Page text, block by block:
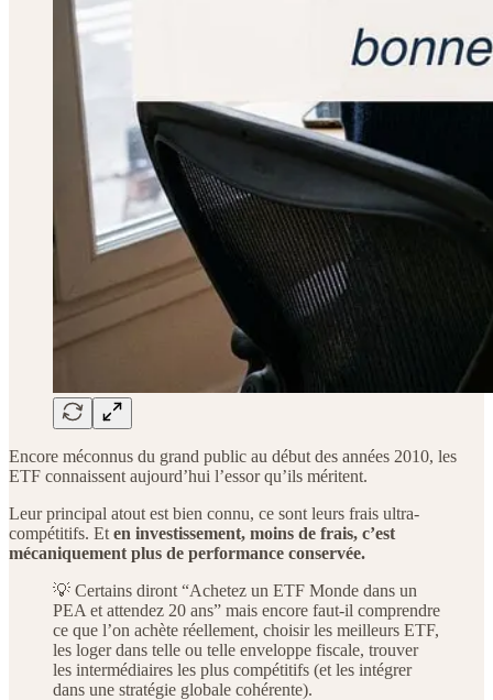
Encore méconnus du grand public au début des années 2010, les
ETF connaissent aujourd’hui l’essor qu’ils méritent.
Leur principal atout est bien connu, ce sont leurs frais ultra-
compétitifs. Et en investissement, moins de frais, c’est
mécaniquement plus de performance conservée.
💡 Certains diront “Achetez un ETF Monde dans un
PEA et attendez 20 ans” mais encore faut-il comprendre
ce que l’on achète réellement, choisir les meilleurs ETF,
les loger dans telle ou telle enveloppe fiscale, trouver
les intermédiaires les plus compétitifs (et les intégrer
dans une stratégie globale cohérente).